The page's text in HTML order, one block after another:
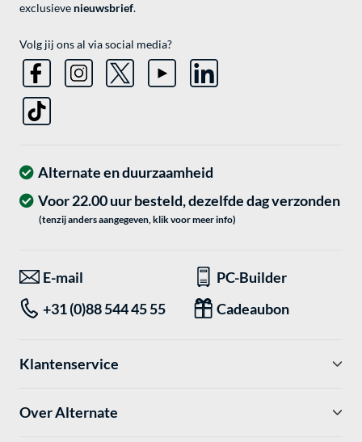
exclusieve nieuwsbrief.
Volg jij ons al via social media?
Alternate en duurzaamheid
Voor 22.00 uur besteld, dezelfde dag verzonden
(tenzij anders aangegeven, klik voor meer info)
E-mail
PC-Builder
+31 (0)88 544 45 55
Cadeaubon
Klantenservice
Over Alternate